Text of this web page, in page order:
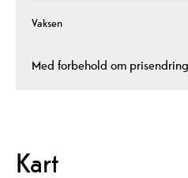
Vaksen
Med forbehold om
Kart